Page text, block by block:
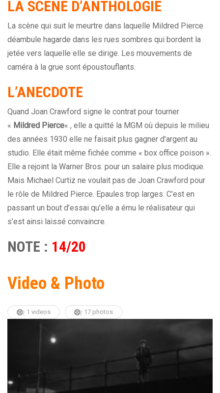
LA SCÈNE D’ANTHOLOGIE
La scène qui suit le meurtre dans laquelle Mildred Pierce
déambule hagarde dans les rues sombres qui bordent la
jetée vers laquelle elle se dirige. Les mouvements de
caméra à la grue sont époustouflants.
L’ANECDOTE
Quand Joan Crawford signe le contrat pour tourner
« Mildred Pierce« , elle a quitté la MGM où depuis le milieu
des années 1930 elle ne faisait plus gagner d’argent au
studio. Elle était même fichée comme « box office poison ».
Elle a rejoint la Warner Bros. pour un salaire plus modique.
Mais Michael Curtiz ne voulait pas de Joan Crawford pour
le rôle de Mildred Pierce. Epaules trop larges. C’est en
passant un bout d’essai qu’elle a ému le réalisateur qui
s’est ainsi laissé convaincre.
NOTE : 14/20
Video & Photo
1 videos 17 photos